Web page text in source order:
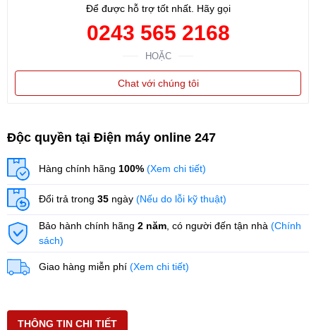
Để được hỗ trợ tốt nhất. Hãy gọi
0243 565 2168
HOẶC
Chat với chúng tôi
Độc quyền tại Điện máy online 247
Hàng chính hãng 100% (Xem chi tiết)
Đổi trả trong 35 ngày (Nếu do lỗi kỹ thuật)
Bảo hành chính hãng 2 năm , có người đến tận nhà (Chính
sách)
Giao hàng miễn phí (Xem chi tiết)
THÔNG TIN CHI TIẾT